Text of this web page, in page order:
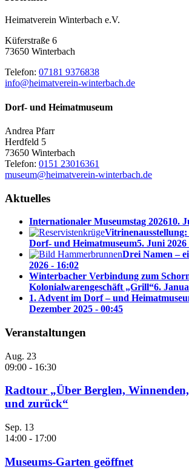
Heimatverein Winterbach e.V.
Küferstraße 6
73650 Winterbach
Telefon: 07181 9376838
info@heimatverein-winterbach.de
Dorf- und Heimatmuseum
Andrea Pfarr
Herdfeld 5
73650 Winterbach
Telefon: 0151 23016361
museum@heimatverein-winterbach.de
Aktuelles
Internationaler Museumstag 202610.
Dorf- und Heimatmuseum5. Juni 2026
Drei Namen –
2026 - 16:02
Winterbacher Verbindung zum
Kolonialwarengeschäft „Grill“6.
1. Advent im Dorf – und
Dezember 2025 - 00:45
Veranstaltungen
Aug. 23
09:00 - 16:30
Radtour „Über Berglen,
und zurück“
Sep. 13
14:00 - 17:00
Museums-Garten geöffnet